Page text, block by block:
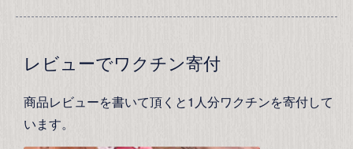
レビューでワクチン寄付
商品レビューを書いて頂くと1人分ワクチンを寄付して
います。